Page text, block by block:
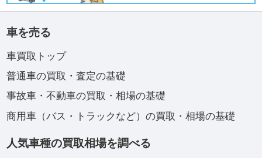
車を売る
車買取トップ
普通車の買取・査定の基礎
事故車・不動車の買取・相場の基礎
商用車（バス・トラックなど）の買取・相場の基礎
人気車種の買取相場を調べる